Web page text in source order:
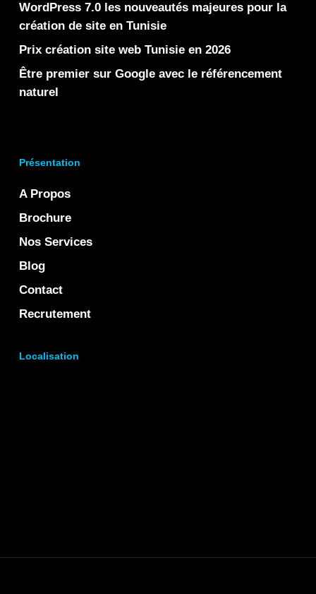
WordPress 7.0 les nouveautés majeures pour la
création de site en Tunisie
Prix création site web Tunisie en 2026
Être premier sur Google avec le référencement
naturel
Présentation
A Propos
Brochure
Nos Services
Blog
Contact
Recrutement
Localisation